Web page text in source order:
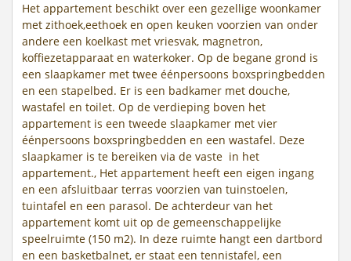
Het appartement beschikt over een gezellige woonkamer
met zithoek,eethoek en open keuken voorzien van onder
andere een koelkast met vriesvak, magnetron,
koffiezetapparaat en waterkoker. Op de begane grond is
een slaapkamer met twee éénpersoons boxspringbedden
en een stapelbed. Er is een badkamer met douche,
wastafel en toilet. Op de verdieping boven het
appartement is een tweede slaapkamer met vier
éénpersoons boxspringbedden en een wastafel. Deze
slaapkamer is te bereiken via de vaste in het
appartement., Het appartement heeft een eigen ingang
en een afsluitbaar terras voorzien van tuinstoelen,
tuintafel en een parasol. De achterdeur van het
appartement komt uit op de gemeenschappelijke
speelruimte (150 m2). In deze ruimte hangt een dartbord
en een basketbalnet, er staat een tennistafel, een